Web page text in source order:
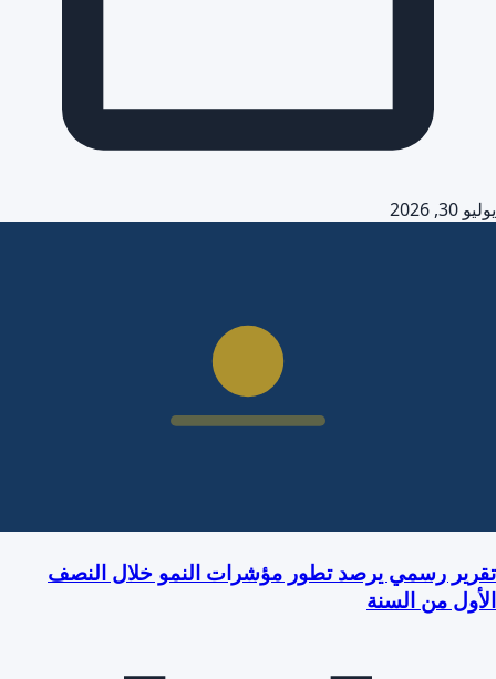
يوليو 30, 2026
تقرير رسمي يرصد تطور مؤشرات النمو خلال النصف
الأول من السنة